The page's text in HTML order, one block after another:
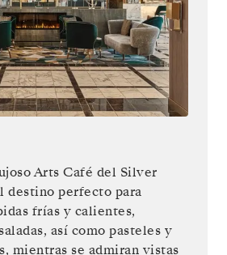
Arts Café del Silver
destino perfecto para
frías y calientes,
así como pasteles y
mientras se admiran vistas